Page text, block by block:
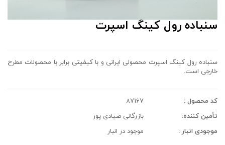
سنباده رول کینگ اسپرت
سنباده رول کینگ اسپرت محصولی ایرانی و با کیفیتی برابر با محصولات مطرح
خارجی است.
کد محصول :
87167
تأمین کننده:
بازرگانی صیادی پور
موجودی انبار :
موجود در انبار